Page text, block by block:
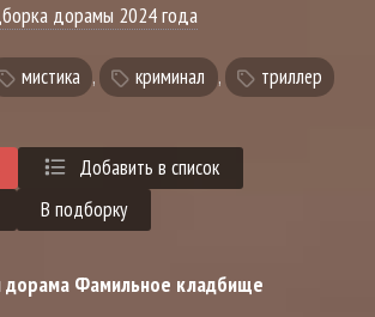
дорамы 2024 года
мистика , криминал , триллер
Добавить в список
В подборку
Фамильное кладбище